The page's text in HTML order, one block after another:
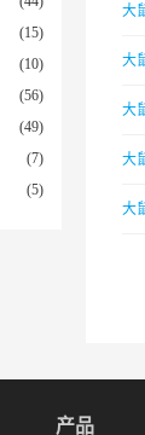
(15)
(10)
(56)
(49)
(7)
(5)
大
大
大
大
大
产品